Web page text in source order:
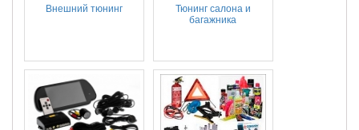
Внешний тюнинг
Тюнинг салона и
багажника